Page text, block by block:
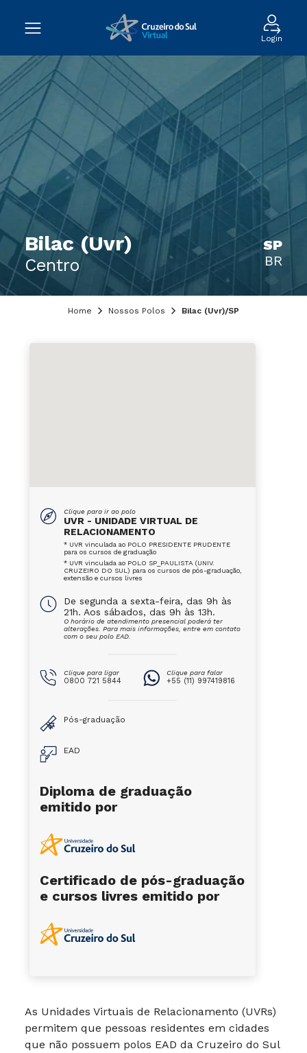
Login
Bilac (Uvr)
Centro
SP
BR
Home Nossos Polos Bilac (Uvr)/SP
As Unidades Virtuais de Relacionamento (UVRs)
permitem que pessoas residentes em cidades
que não possuem polos EAD da Cruzeiro do Sul
Clique para ir ao polo
UVR - UNIDADE VIRTUAL DE
RELACIONAMENTO
* UVR vinculada ao POLO PRESIDENTE PRUDENTE
para os cursos de graduação
* UVR vinculada ao POLO SP_PAULISTA (UNIV.
CRUZEIRO DO SUL) para os cursos de pós-graduação,
extensão e cursos livres
De segunda a sexta-feira, das 9h às
21h. Aos sábados, das 9h às 13h.
O horário de atendimento presencial poderá ter
alterações. Para mais informações, entre em contato
com o seu polo EAD.
Clique para ligar
0800 721 5844
Clique para falar
+55 (11) 997419816
Pós-graduação
EAD
Diploma de graduação
emitido por
Certificado de pós-graduação
e cursos livres emitido por